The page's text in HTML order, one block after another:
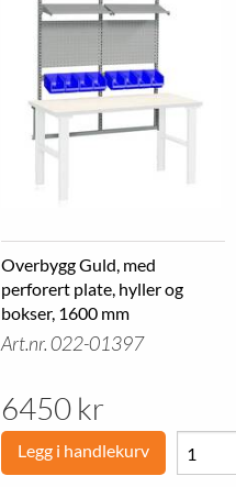
Overbygg Guld, med
perforert plate, hyller og
bokser, 1600 mm
Art.nr. 022-01397
6450 kr
Legg i handlekurv